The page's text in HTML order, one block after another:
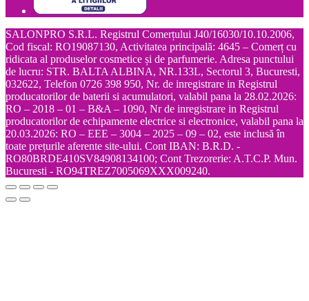
SALONPRO S.R.L. Registrul Comerțului J40/16030/10.10.2006,
Cod fiscal: RO19087130, Activitatea principală: 4645 – Comerț cu
ridicata al produselor cosmetice și de parfumerie. Adresa punctului
de lucru: STR. BALTA ALBINA, NR.133L, Sectorul 3, Bucuresti,
032622, Telefon 0726 398 950, Nr. de inregistrare in Registrul
producatorilor de baterii si acumulatori, valabil pana la 28.02.2026:
RO – 2018 – 01 – B&A – 1090, Nr de inregistrare in Registrul
producatorilor de echipamente electrice si electronice, valabil pana la
20.03.2026: RO – EEE – 3004 – 2025 – 09 – 02, este inclusă în
toate prețurile aferente site-ului. Cont IBAN: B.R.D. -
RO80BRDE410SV84908134100; Cont Trezorerie: A.T.C.P. Mun.
Bucuresti - RO94TREZ7005069XXX009240.